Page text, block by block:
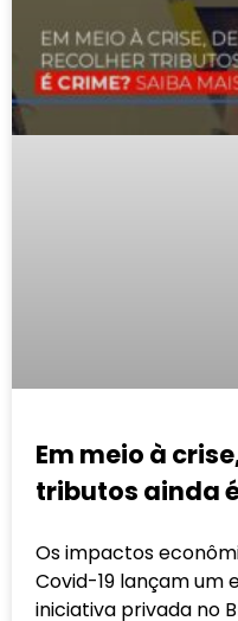
Em meio à
tributos ainda
Os impactos
Covid-19 lançam um
iniciativa privada no